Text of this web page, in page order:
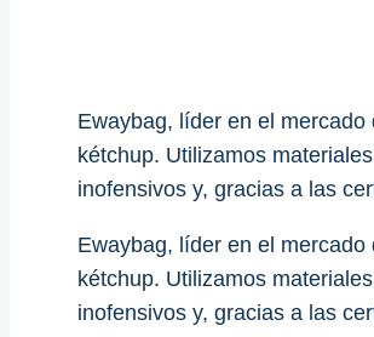
Ewaybag, líder en el
kétchup. Utilizamos
inofensivos y, gracias a las
Ewaybag, líder en el
kétchup. Utilizamos
inofensivos y, gracias a las